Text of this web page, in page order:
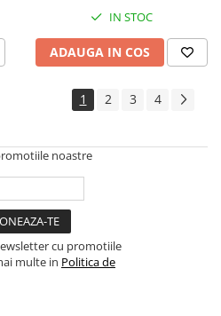
IN STOC
ADAUGA IN COS
1 2 3 4
noastre
cu promotiile
multe in Politica de